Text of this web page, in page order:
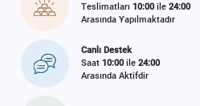
Teslimatları 10:00ile 24:00
Arasında Yapılmaktadır
Canlı Destek
Saat 10:00ile 24:00
Arasında Aktifdir